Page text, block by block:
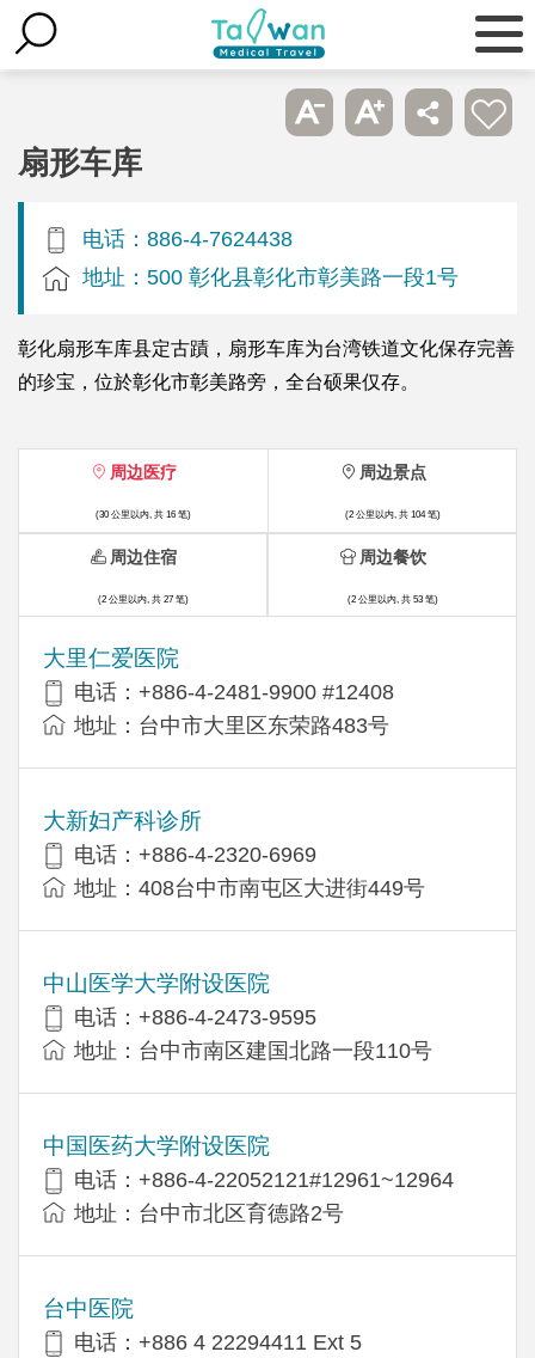
扇形车库
电话：886-4-7624438
地址：500 彰化县彰化市彰美路一段1号
彰化扇形车库县定古蹟，扇形车库为台湾铁道文化保存完善
的珍宝，位於彰化市彰美路旁，全台硕果仅存。
周边医疗
(30 公里以内, 共 16 笔)
大里仁爱医院
电话：+886-4-2481-9900 #12408
地址：台中市大里区东荣路483号
大新妇产科诊所
电话：+886-4-2320-6969
地址：408台中市南屯区大进街449号
中山医学大学附设医院
电话：+886-4-2473-9595
地址：台中市南区建国北路一段110号
中国医药大学附设医院
电话：+886-4-22052121#12961~12964
地址：台中市北区育德路2号
台中医院
电话：+886 4 22294411 Ext 5
周边景点
(2 公里以内, 共 104 笔)
周边住宿
(2 公里以内, 共 27 笔)
周边餐饮
(2 公里以内, 共 53 笔)